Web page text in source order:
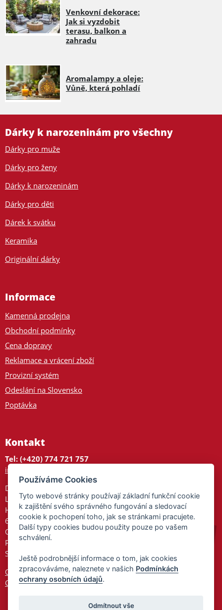
Venkovní dekorace:
Jak si vyzdobit
terasu, balkon a
zahradu
Aromalampy a oleje:
Vůně, která pohladí
Dárky k narozeninám pro všechny
Dárky pro muže
Dárky pro ženy
Dárky k narozeninám
Dárky pro děti
Dárek k svátku
Keramika
Originální dárky
Informace
Kamenná prodejna
Obchodní podmínky
Cena dopravy
Reklamace a vrácení zboží
Provizní systém
Odeslání na Slovensko
Poptávka
Kontakt
Tel: (+420) 774 721 757
info@tajnedarky.cz
Dárkové centrum
Legionářů 2
Hodonín
695 01
Otevřeno:
Po-Pá 9-17
So 9-11:30
Ochrana osobních údajů
Cookies
Používáme Cookies
Tyto webové stránky používají základní funkční cookie
k zajištění svého správného fungování a sledovací
cookie k pochopení toho, jak se stránkami pracujete.
Další typy cookies budou použity pouze po vašem
schválení.
Ještě podrobnější informace o tom, jak cookies
zpracováváme, naleznete v našich Podmínkách
ochrany osobních údajů.
Odmítnout vše